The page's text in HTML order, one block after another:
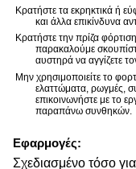
Κρατήστε τα εκρηκτικά ή
και άλλα επικίνδυνα
Κρατήστε την πρίζα
παρακαλούμε
αυστηρά να αγγίζετε
Μην χρησιμοποιείτε το
ελαττώματα, ρωγμές,
επικοινωνήστε με το
παραπάνω συνθηκών.
Εφαρμογές:
Σχεδιασμένο τόσο